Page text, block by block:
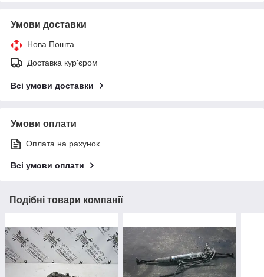
Умови доставки
Нова Пошта
Доставка кур'єром
Всі умови доставки
Умови оплати
Оплата на рахунок
Всі умови оплати
Подібні товари компанії